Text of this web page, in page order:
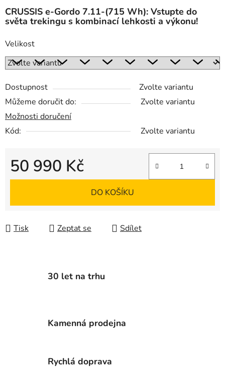
CRUSSIS e-Gordo 7.11-(715 Wh): Vstupte do
světa trekingu s kombinací lehkosti a výkonu!
Velikost
Dostupnost
Zvolte variantu
Můžeme doručit do:
Zvolte variantu
Možnosti doručení
Kód:
Zvolte variantu
50 990 Kč
Měrná cena:
DO KOŠÍKU
Tisk Zeptat se Sdílet
30 let na trhu
Kamenná prodejna
Rychlá doprava